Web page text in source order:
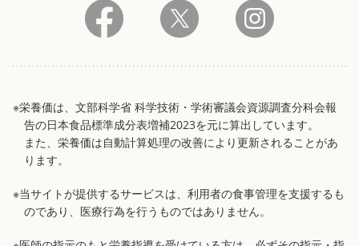
※栄養価は、文部科学省 科学技術・学術審議会資源調査分科会報
告の日本食品標準成分表増補2023を元に算出しています。
また、栄養価は自動計算処理の改善により更新されることがあ
ります。
※当サイトが提供するサービスは、利用者の食事管理を支援するも
のであり、医療行為を行うものではありません。